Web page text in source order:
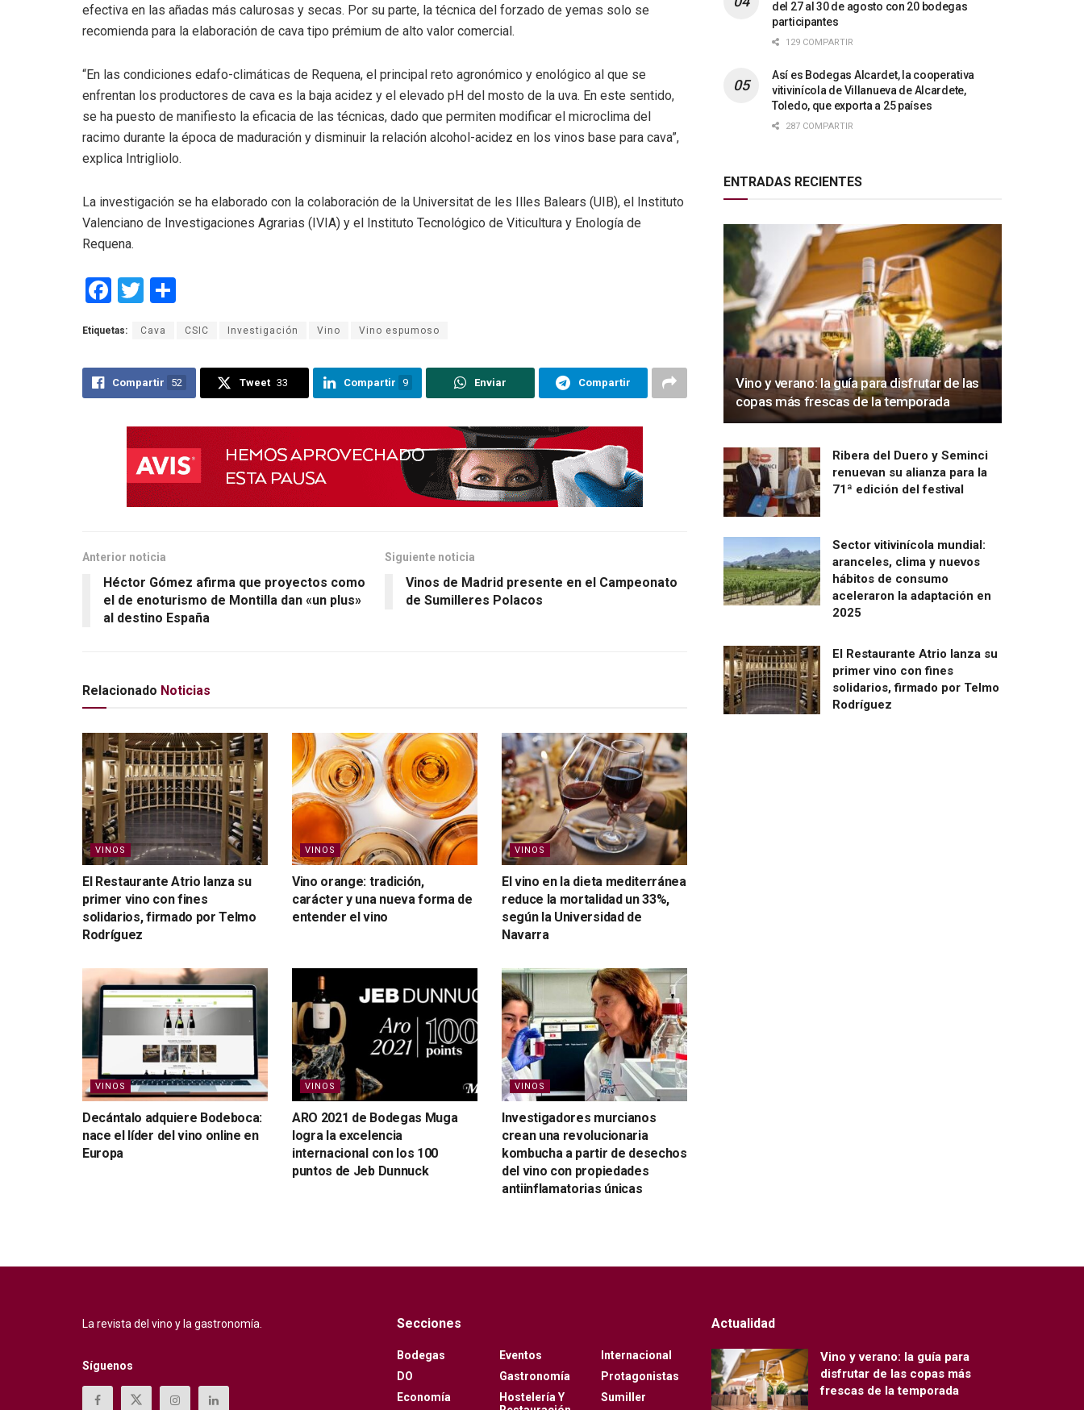
efectiva en las añadas más calurosas y secas. Por su parte, la técnica del forzado de yemas solo se
recomienda para la elaboración de cava tipo prémium de alto valor comercial.
“En las condiciones edafo-climáticas de Requena, el principal reto agronómico y enológico al que se
enfrentan los productores de cava es la baja acidez y el elevado pH del mosto de la uva. En este sentido,
se ha puesto de manifiesto la eficacia de las técnicas, dado que permiten modificar el microclima del
racimo durante la época de maduración y disminuir la relación alcohol-acidez en los vinos base para cava”,
explica Intrigliolo.
La investigación se ha elaborado con la colaboración de la Universitat de les Illes Balears (UIB), el Instituto
Valenciano de Investigaciones Agrarias (IVIA) y el Instituto Tecnológico de Viticultura y Enología de
Requena.
F
ce
b
o
T
tt
er
m
p
ar
tir
Etiquetas: Cava CSIC Investigación Vino Vino espumoso
Compartir 52 Tweet 33 Compartir 9 Enviar Compartir
Anterior noticia
Héctor Gómez afirma que proyectos como
el de enoturismo de Montilla dan «un plus»
al destino España
Siguiente noticia
Vinos de Madrid presente en el Campeonato
de Sumilleres Polacos
Relacionado Noticias
VINOS
El Restaurante Atrio lanza su
primer vino con fines
solidarios, firmado por Telmo
Rodríguez
VINOS
Vino orange: tradición,
carácter y una nueva forma de
entender el vino
VINOS
El vino en la dieta mediterránea
reduce la mortalidad un 33%,
según la Universidad de
Navarra
VINOS
Decántalo adquiere Bodeboca:
nace el líder del vino online en
Europa
VINOS
ARO 2021 de Bodegas Muga
logra la excelencia
internacional con los 100
puntos de Jeb Dunnuck
VINOS
Investigadores murcianos
crean una revolucionaria
kombucha a partir de desechos
del vino con propiedades
antiinflamatorias únicas
del 27 al 30 de agosto con 20 bodegas
participantes
129 COMPARTIR
Así es Bodegas Alcardet, la cooperativa
vitivinícola de Villanueva de Alcardete,
Toledo, que exporta a 25 países
287 COMPARTIR
ENTRADAS RECIENTES
Vino y verano: la guía para disfrutar de las
copas más frescas de la temporada
Ribera del Duero y Seminci
renuevan su alianza para la
71ª edición del festival
Sector vitivinícola mundial:
aranceles, clima y nuevos
hábitos de consumo
aceleraron la adaptación en
2025
El Restaurante Atrio lanza su
primer vino con fines
solidarios, firmado por Telmo
Rodríguez
La revista del vino y la gastronomía.
Síguenos
Secciones
Bodegas
DO
Economía
Eventos
Gastronomía
Hostelería Y
Internacional
Protagonistas
Sumiller
Actualidad
Vino y verano: la guía para
disfrutar de las copas más
frescas de la temporada